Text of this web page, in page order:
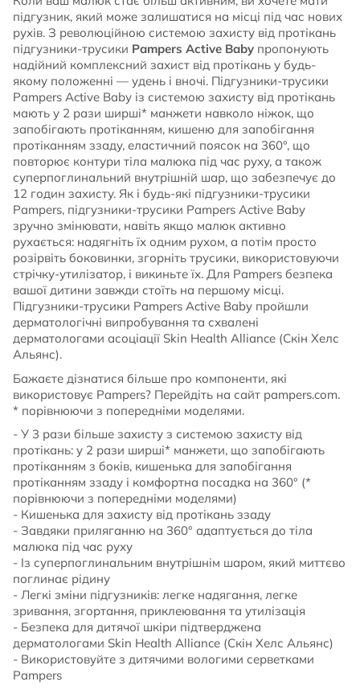
підгузник, який може залишатися на місці під час нових
рухів. З революційною системою захисту від протікань
підгузники-трусики Pampers Active Baby пропонують
надійний комплексний захист від протікань у будь-
якому положенні — удень і вночі. Підгузники-трусики
Pampers Active Baby із системою захисту від протікань
мають у 2 рази ширші* манжети навколо ніжок, що
запобігають протіканням, кишеню для запобігання
протіканням ззаду, еластичний поясок на 360°, що
повторює контури тіла малюка під час руху, а також
суперпоглинальний внутрішній шар, що забезпечує до
12 годин захисту. Як і будь-які підгузники-трусики
Pampers, підгузники-трусики Pampers Active Baby
зручно змінювати, навіть якщо малюк активно
рухається: надягніть їх одним рухом, а потім просто
розірвіть боковинки, згорніть трусики, використовуючи
стрічку-утилізатор, і викиньте їх. Для Pampers безпека
вашої дитини завжди стоїть на першому місці.
Підгузники-трусики Pampers Active Baby пройшли
дерматологічні випробування та схвалені
дерматологами асоціації Skin Health Alliance (Скін Хелс
Альянс).
Бажаєте дізнатися більше про компоненти, які
використовує Pampers? Перейдіть на сайт pampers.com.
* порівнюючи з попередніми моделями.
- У 3 рази більше захисту з системою захисту від
протікань: у 2 рази ширші* манжети, що запобігають
протіканням з боків, кишенька для запобігання
протіканням ззаду і комфортна посадка на 360° (*
порівнюючи з попередніми моделями)
- Кишенька для захисту від протікань ззаду
- Завдяки приляганню на 360° адаптується до тіла
малюка під час руху
- Із суперпоглинальним внутрішнім шаром, який миттєво
поглинає рідину
- Легкі зміни підгузників: легке надягання, легке
зривання, згортання, приклеювання та утилізація
- Безпека для дитячої шкіри підтверджена
дерматологами Skin Health Alliance (Скін Хелс Альянс)
- Використовуйте з дитячими вологими серветками
Pampers